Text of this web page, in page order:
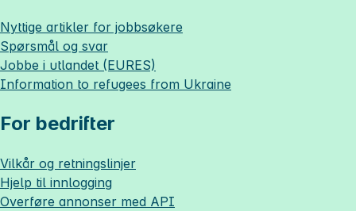
Nyttige artikler for jobbsøkere
Spørsmål og svar
Jobbe i utlandet (EURES)
Information to refugees from Ukraine
For bedrifter
Vilkår og retningslinjer
Hjelp til innlogging
Overføre annonser med API